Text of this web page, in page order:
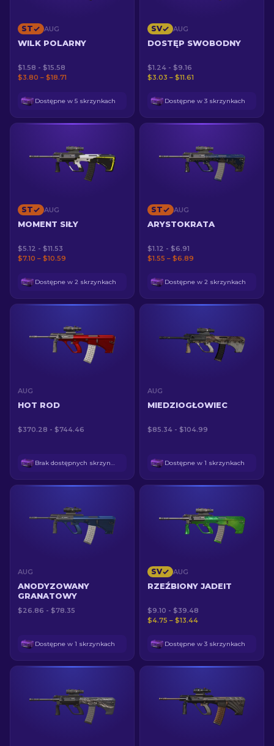
ST AUG
WILK POLARNY
$1.58 - $15.58
$3.80 – $18.71
Dostępne w 5 skrzynkach
SV AUG
DOSTĘP SWOBODNY
$1.24 - $9.16
$3.03 – $11.61
Dostępne w 3 skrzynkach
ST AUG
MOMENT SIŁY
$5.12 - $11.53
$7.10 – $10.59
Dostępne w 2 skrzynkach
ST AUG
ARYSTOKRATA
$1.12 - $6.91
$1.55 – $6.89
Dostępne w 2 skrzynkach
AUG
HOT ROD
$370.28 - $744.46
Brak dostępnych skrzynek
AUG
MIEDZIOGŁOWIEC
$85.34 - $104.99
Dostępne w 1 skrzynkach
AUG
ANODYZOWANY
GRANATOWY
$26.86 - $78.35
Dostępne w 1 skrzynkach
SV AUG
RZEŹBIONY JADEIT
$9.10 - $39.48
$4.75 – $13.44
Dostępne w 3 skrzynkach